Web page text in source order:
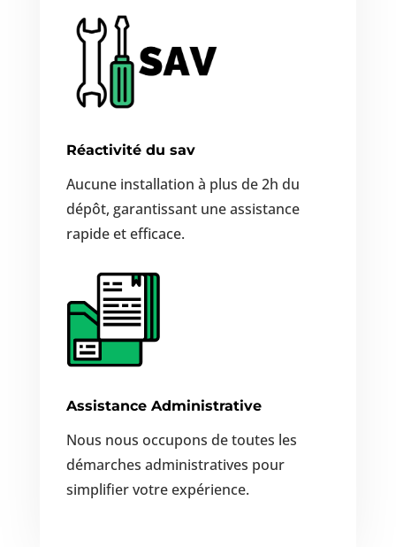
Réactivité du sav
Aucune installation à plus de 2h du
dépôt, garantissant une assistance
rapide et efficace.
Assistance Administrative
Nous nous occupons de toutes les
démarches administratives pour
simplifier votre expérience.